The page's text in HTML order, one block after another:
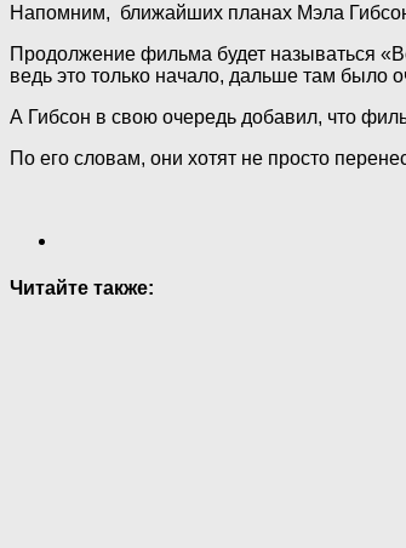
Напомним, ближайших планах Мэла
Продолжение фильма будет называться
ведь это только начало, дальше там
А Гибсон в свою очередь добавил, что
По его словам, они хотят не просто
Читайте также: